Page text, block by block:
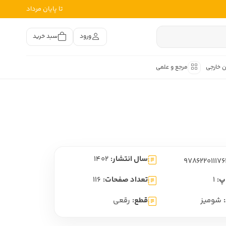
تا پایان مرداد
ورود سبد خرید
خارجی مرجع و علمی
فارسی
متون کهن
سال انتشار: 1402
1 تعداد صفحات: 116
شومیز قطع: رقعی